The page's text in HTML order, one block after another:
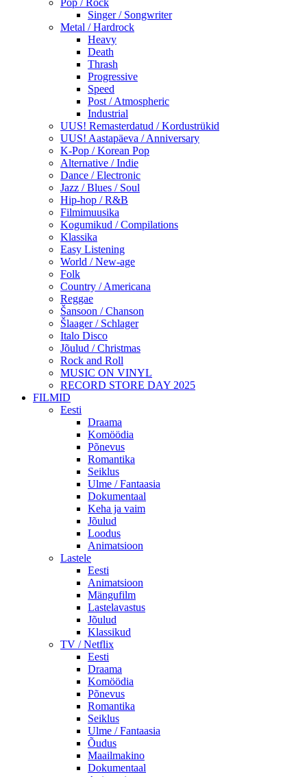
Pop / Rock
Singer / Songwriter
Metal / Hardrock
Heavy
Death
Thrash
Progressive
Speed
Post / Atmospheric
Industrial
UUS! Remasterdatud / Kordustrükid
UUS! Aastapäeva / Anniversary
K-Pop / Korean Pop
Alternative / Indie
Dance / Electronic
Jazz / Blues / Soul
Hip-hop / R&B
Filmimuusika
Kogumikud / Compilations
Klassika
Easy Listening
World / New-age
Folk
Country / Americana
Reggae
Šansoon / Chanson
Šlaager / Schlager
Italo Disco
Jõulud / Christmas
Rock and Roll
MUSIC ON VINYL
RECORD STORE DAY 2025
FILMID
Eesti
Draama
Komöödia
Põnevus
Romantika
Seiklus
Ulme / Fantaasia
Dokumentaal
Keha ja vaim
Jõulud
Loodus
Animatsioon
Lastele
Eesti
Animatsioon
Mängufilm
Lastelavastus
Jõulud
Klassikud
TV / Netflix
Eesti
Draama
Komöödia
Põnevus
Romantika
Seiklus
Ulme / Fantaasia
Õudus
Maailmakino
Dokumentaal